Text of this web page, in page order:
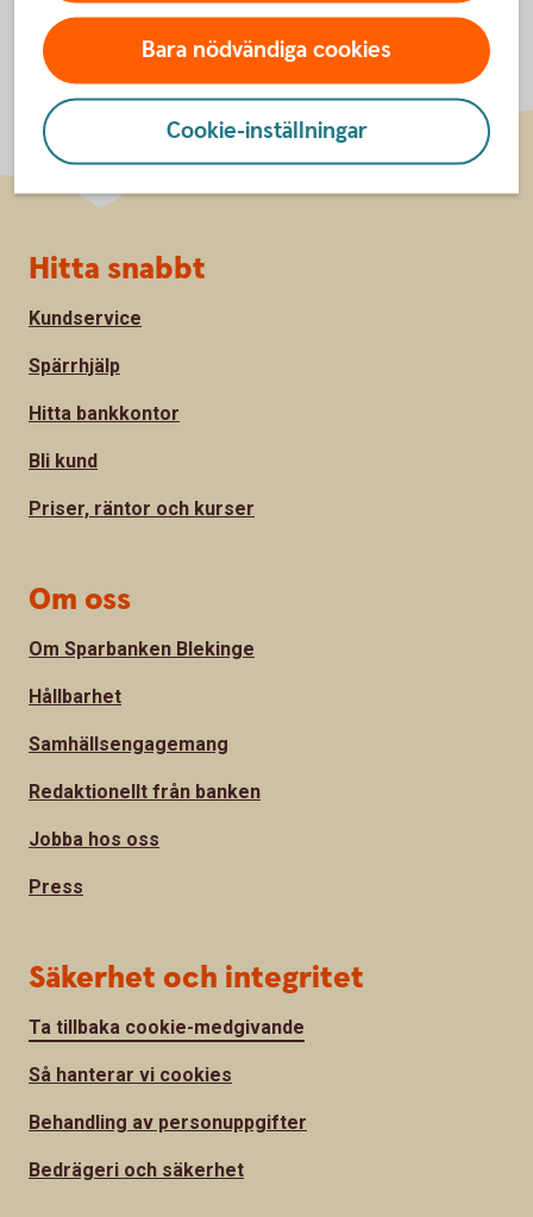
Bara nödvändiga cookies
Cookie-inställningar
Sidfot
Hitta snabbt
Kundservice
Spärrhjälp
Hitta bankkontor
Bli kund
Priser, räntor och kurser
Om oss
Om Sparbanken Blekinge
Hållbarhet
Samhällsengagemang
Redaktionellt från banken
Jobba hos oss
Press
Säkerhet och integritet
Ta tillbaka cookie-medgivande
Så hanterar vi cookies
Behandling av personuppgifter
Bedrägeri och säkerhet